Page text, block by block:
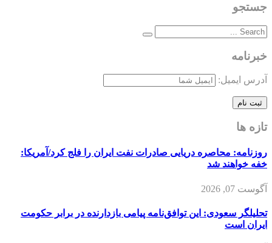
جستجو
خبرنامه
آدرس ایمیل:
تازه ها
روزنامه: محاصره دریایی صادرات نفت ایران را فلج کرد/آمریکا:
خفه خواهند شد
آگوست 07, 2026
تحلیلگر سعودی: این توافق‌نامه پیامی بازدارنده در برابر حکومت
ایران است